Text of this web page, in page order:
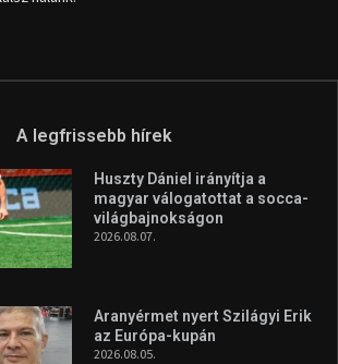
A legfrissebb hírek
Huszty Dániel irányítja a
magyar válogatottat a socca-
világbajnokságon
2026.08.07.
Aranyérmet nyert Szilágyi Erik
az Európa-kupán
2026.08.05.